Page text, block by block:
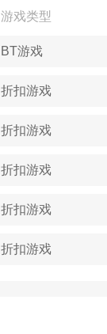
游戏类型
BT游戏
折扣游戏
折扣游戏
折扣游戏
折扣游戏
折扣游戏